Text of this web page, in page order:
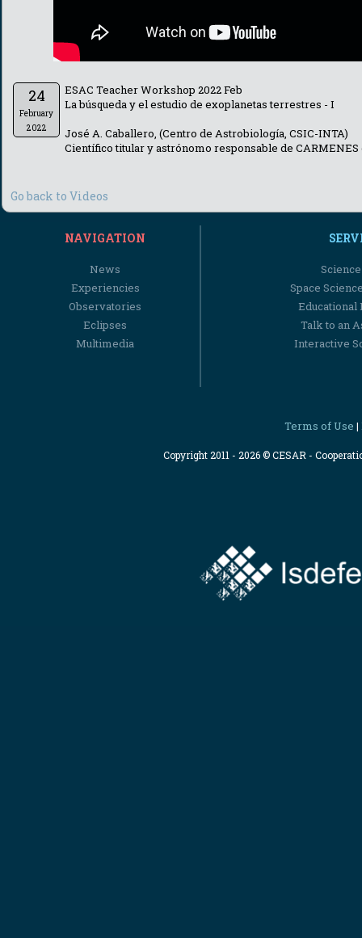
24
February
2022
ESAC Teacher Workshop 2022 Feb
La búsqueda y el estudio de exoplanetas terrestres - I
José A. Caballero, (Centro de Astrobiología, CSIC-INTA)
Científico titular y astrónomo responsable de CARMENES
Go back to Videos
NAVIGATION
News
Experiencies
Observatories
Eclipses
Multimedia
Space
Educational
Talk to an
Interactive
Terms of Use |
Copyright 2011 - 2026 © CESAR -